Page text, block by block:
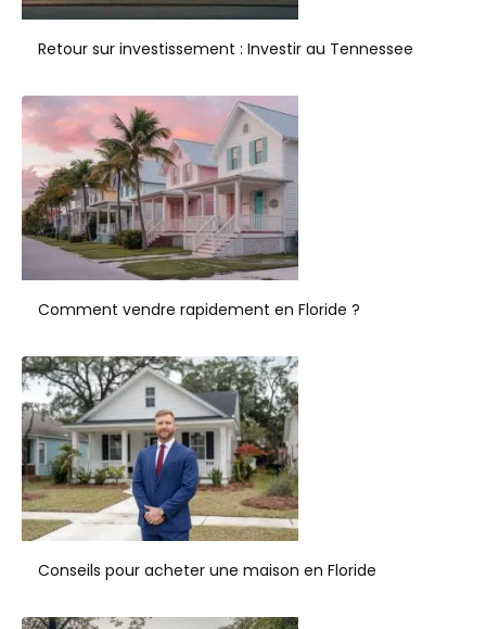
Retour sur investissement : Investir au Tennessee
Comment vendre rapidement en Floride ?
Conseils pour acheter une maison en Floride